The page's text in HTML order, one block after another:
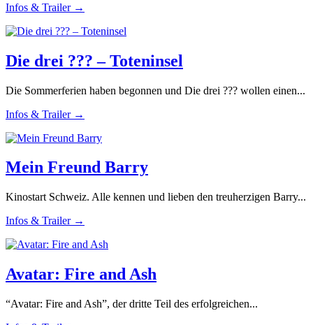
Infos & Trailer →
Die drei ??? – Toteninsel
Die Sommerferien haben begonnen und Die drei ??? wollen einen...
Infos & Trailer →
Mein Freund Barry
Kinostart Schweiz. Alle kennen und lieben den treuherzigen Barry...
Infos & Trailer →
Avatar: Fire and Ash
“Avatar: Fire and Ash”, der dritte Teil des erfolgreichen...